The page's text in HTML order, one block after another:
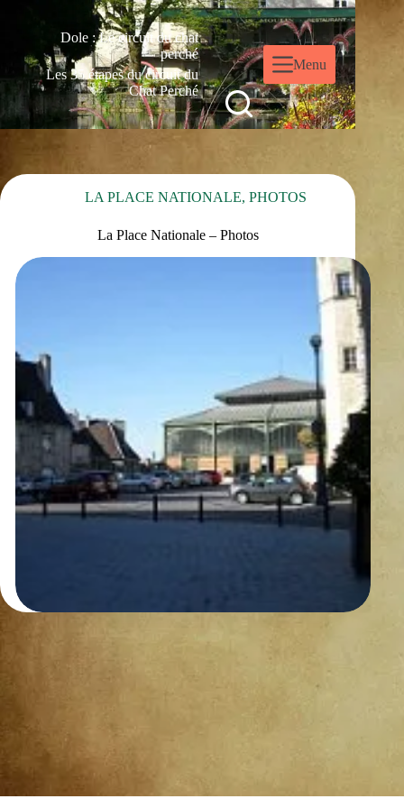
Dole : Le circuit du chat
perché
Les 35 étapes du circuit du
Chat Perché
Menu
LA PLACE NATIONALE,PHOTOS
La Place Nationale – Photos